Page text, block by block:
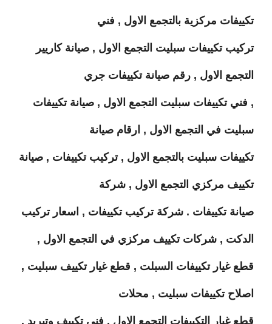
تكييفات مركزية بالتجمع الاول , فني
تركيب تكييفات سبليت التجمع الاول , صيانة كاريير
التجمع الاول , رقم صيانة تكييفات جري
, فني تكييفات سبليت التجمع الاول , صيانة تكييفات
سبليت في التجمع الاول , ارقام صيانة
تكييفات سبليت بالتجمع الاول , تركيب تكييفات , صيانة
تكييف مركزي التجمع الاول , شركة
صيانة تكييفات . شركة تركيب تكييفات , اسعار تركيب
الدكت , شركات تكييف مركزي في التجمع الاول ,
قطع غيار تكييفات السبلت , قطع غيار تكييف سبليت ,
اصلاح تكييفات سبليت , محلات
قطع غيار التكييفات التجمع الاول , فني تكييف وتبريد ,